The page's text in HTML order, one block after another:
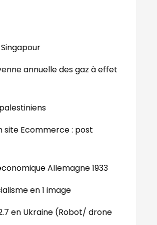
annuelle des gaz à effet
site Ecommerce : post
Allemagne 1933
en 1 image
en Ukraine (Robot/ drone